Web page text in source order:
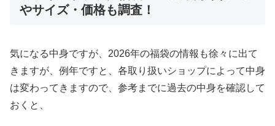
やサイズ・価格も調査！
気になる中身ですが、2026年の福袋の情報も徐々に出て
きますが、例年ですと、各取り扱いショップによって中身
は変わってきますので、参考までに過去の中身を確認して
おくと、